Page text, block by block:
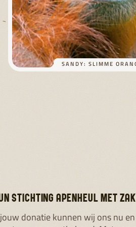
SANDY: SLIMME
STICHTING APENHEUL MET
donatie kunnen wij ons nu